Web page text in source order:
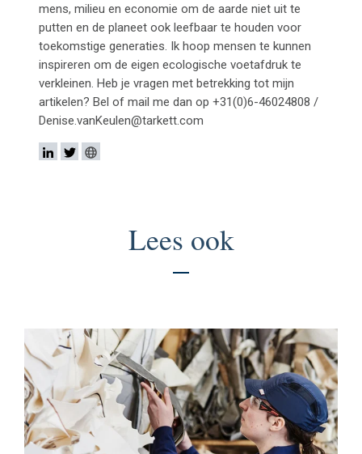
mens, milieu en economie om de aarde niet uit te
putten en de planeet ook leefbaar te houden voor
toekomstige generaties. Ik hoop mensen te kunnen
inspireren om de eigen ecologische voetafdruk te
verkleinen. Heb je vragen met betrekking tot mijn
artikelen? Bel of mail me dan op +31(0)6-46024808 /
Denise.vanKeulen@tarkett.com
Lees ook